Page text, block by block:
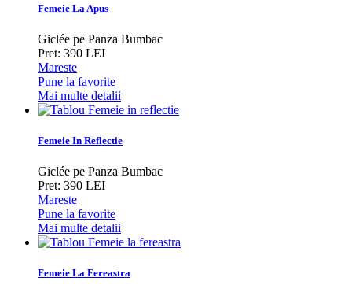
Femeie La Apus
Giclée pe Panza Bumbac
Pret: 390 LEI
Mareste
Pune la favorite
Mai multe detalii
Femeie In Reflectie
Giclée pe Panza Bumbac
Pret: 390 LEI
Mareste
Pune la favorite
Mai multe detalii
Femeie La Fereastra